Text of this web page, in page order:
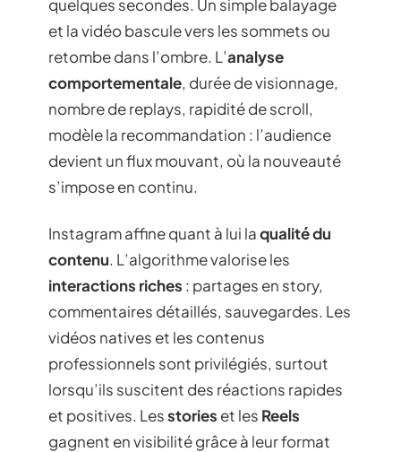
quelques secondes. Un simple balayage
et la vidéo bascule vers les sommets ou
retombe dans l’ombre. L’analyse
comportementale, durée de visionnage,
nombre de replays, rapidité de scroll,
modèle la recommandation : l’audience
devient un flux mouvant, où la nouveauté
s’impose en continu.
Instagram affine quant à lui laqualité du
contenu. L’algorithme valorise les
interactions riches : partages en story,
commentaires détaillés, sauvegardes. Les
vidéos natives et les contenus
professionnels sont privilégiés, surtout
lorsqu’ils suscitent des réactions rapides
et positives. Lesstories et les Reels
gagnent en visibilité grâce à leur format